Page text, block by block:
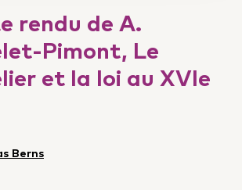
DROIT
rendu de A.
Pimont, Le
et la loi au XVIe
Berns